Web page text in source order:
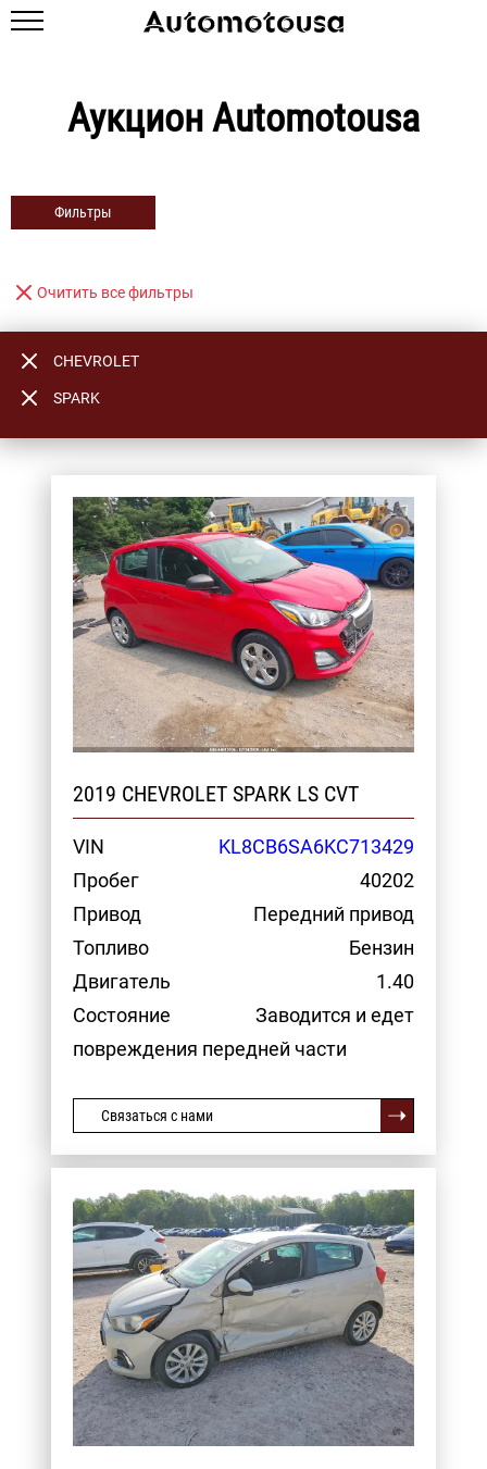
Аукцион Automotousa
Фильтры
Очитить все фильтры
CHEVROLET
SPARK
2019 CHEVROLET SPARK LS CVT
VIN
KL8CB6SA6KC713429
Пробег
40202
Привод
Передний привод
Топливо
Бензин
Двигатель
1.40
Состояние
Заводится и едет
повреждения передней части
Связаться с нами